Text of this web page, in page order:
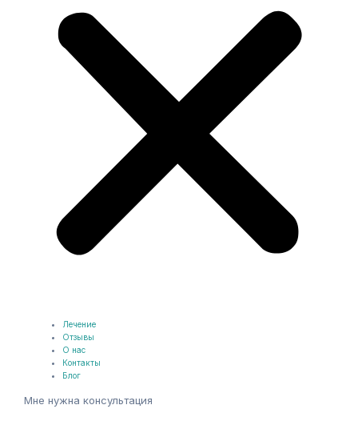
Лечение
Отзывы
О нас
Контакты
Блог
Мне нужна консультация